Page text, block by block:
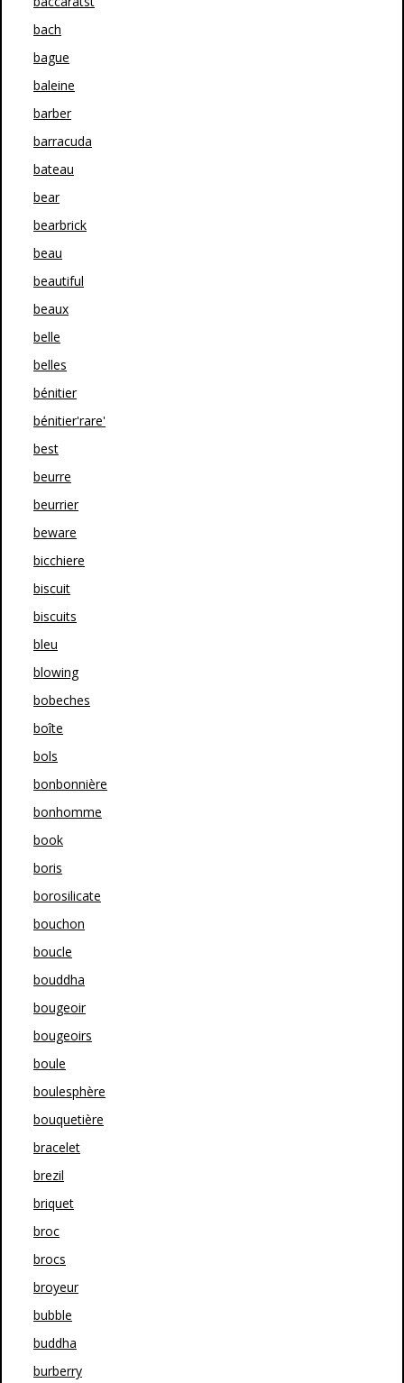
bach
bague
baleine
barber
barracuda
bateau
bear
bearbrick
beau
beautiful
beaux
belle
belles
bénitier
bénitier'rare'
best
beurre
beurrier
beware
bicchiere
biscuit
biscuits
bleu
blowing
bobeches
boîte
bols
bonbonnière
bonhomme
book
boris
borosilicate
bouchon
boucle
bouddha
bougeoir
bougeoirs
boule
boulesphère
bouquetière
bracelet
brezil
briquet
broc
brocs
broyeur
bubble
buddha
burberry